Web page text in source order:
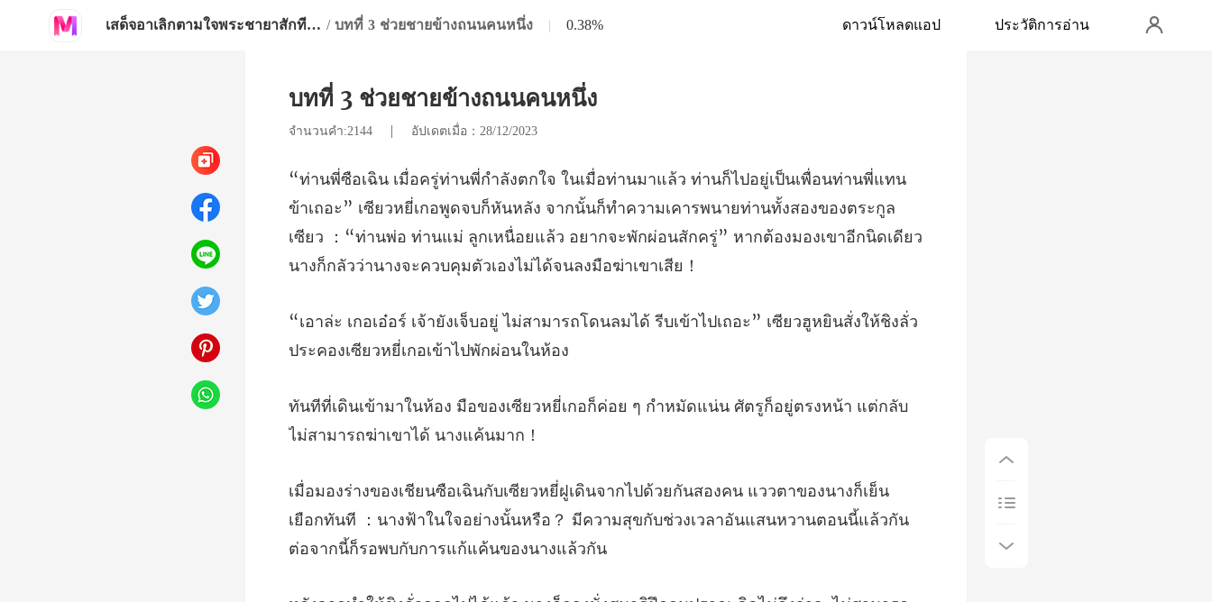
เสด็จอาเลิกตามใจพระชายาสักทีเถอะ / บทที่ 3 ช่วยชายข้างถนนคนหนึ่ง | 0.38% ดาวน์โหลดแอป ประวัติการอ่าน
บทที่ 3 ช่วยชายข้างถนนคนหนึ่ง
จำนวนคำ:2144 | อัปเดตเมื่อ：28/12/2023
ียวหยี่เกอพูดจบก็หันหลัง จากนั้นก็ทำความเคารพนายท่านทั้งสองของตระกูล
เซียว ：“ท่านพ่อ ท่านแม่ ลูกเหนื่อยแ
โดนลมได้ รีบเข้าไปเถอะ” เซียวฮูหยินสั่งให้ช
่เกอก็ค่อย ๆ กำหมัดแน่น ศัตรูก็อยู่ตรงห
าของนางก็เย็น
เยือกทันที ：นางฟ้าในใจอย่างนั้นหรือ？ มีความสุขกับช่วงเ